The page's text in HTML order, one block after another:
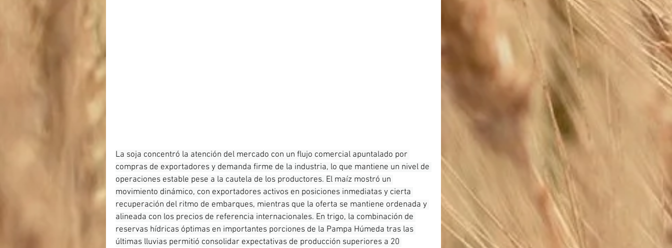
La soja concentró la atención del mercado con un flujo comercial apuntalado por
compras de exportadores y demanda firme de la industria, lo que mantiene un nivel de
operaciones estable pese a la cautela de los productores. El maíz mostró un
movimiento dinámico, con exportadores activos en posiciones inmediatas y cierta
recuperación del ritmo de embarques, mientras que la oferta se mantiene ordenada y
alineada con los precios de referencia internacionales. En trigo, la combinación de
reservas hídricas óptimas en importantes porciones de la Pampa Húmeda tras las
últimas lluvias permitió consolidar expectativas de producción superiores a 20